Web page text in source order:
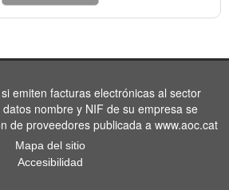
emiten facturas electrónicas al sector
nombre y NIF de su empresa se
de proveedores publicada a www.aoc.cat
Mapa del sitio
Accesibilidad